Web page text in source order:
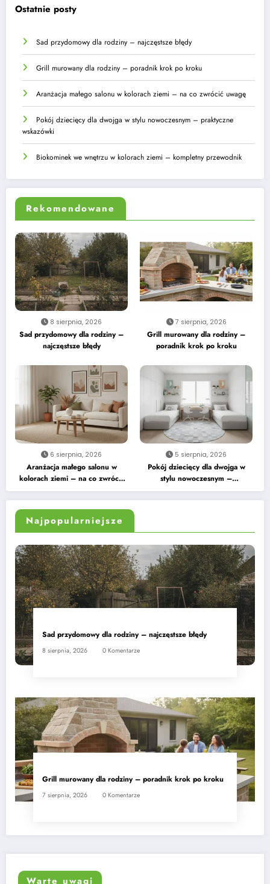
Ostatnie posty
Sad przydomowy dla rodziny – najczęstsze błędy
Grill murowany dla rodziny – poradnik krok po kroku
Aranżacja małego salonu w kolorach ziemi – na co zwrócić uwagę
Pokój dziecięcy dla dwojga w stylu nowoczesnym – praktyczne
wskazówki
Biokominek we wnętrzu w kolorach ziemi – kompletny przewodnik
Rekomendowane
8 sierpnia, 2026
Sad przydomowy dla rodziny –
najczęstsze błędy
7 sierpnia, 2026
Grill murowany dla rodziny –
poradnik krok po kroku
6 sierpnia, 2026
Aranżacja małego salonu w
kolorach ziemi – na co zwrócić
uwagę
5 sierpnia, 2026
Pokój dziecięcy dla dwojga w
stylu nowoczesnym –
praktyczne wskazówki
Najpopularniejsze
Sad przydomowy dla rodziny – najczęstsze błędy
8 sierpnia, 2026 0 Komentarze
Grill murowany dla rodziny – poradnik krok po kroku
7 sierpnia, 2026 0 Komentarze
Warte uwagi